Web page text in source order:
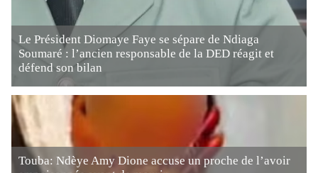
Le Président Diomaye Faye se sépare de Ndiaga
Soumaré : l’ancien responsable de la DED réagit et
défend son bilan
Touba: Ndèye Amy Dione accuse un proche de l’avoir